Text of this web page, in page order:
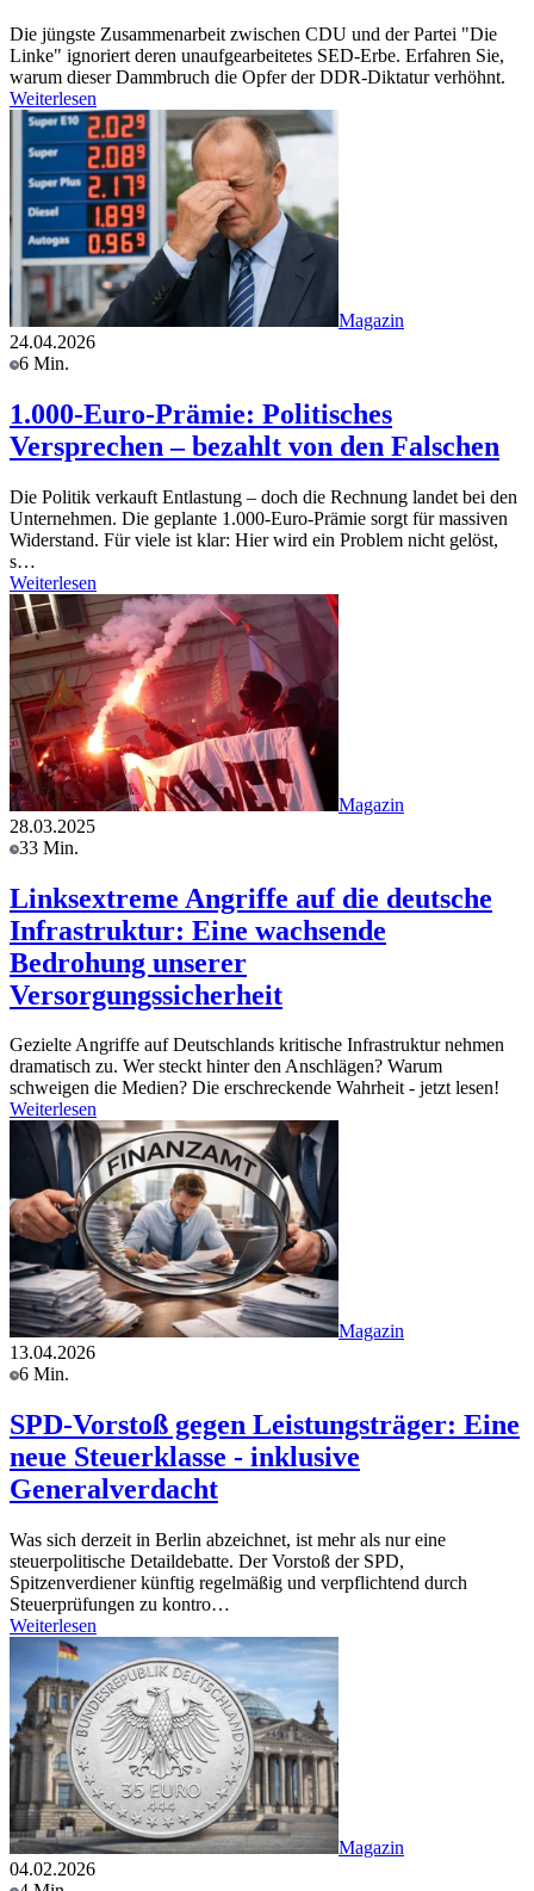
Die jüngste Zusammenarbeit zwischen CDU und der Partei "Die
Linke" ignoriert deren unaufgearbeitetes SED-Erbe. Erfahren Sie,
warum dieser Dammbruch die Opfer der DDR-Diktatur verhöhnt.
Weiterlesen
Magazin
24.04.2026
6 Min.
1.000-Euro-Prämie: Politisches
Versprechen – bezahlt von den Falschen
Die Politik verkauft Entlastung – doch die Rechnung landet bei den
Unternehmen. Die geplante 1.000-Euro-Prämie sorgt für massiven
Widerstand. Für viele ist klar: Hier wird ein Problem nicht gelöst,
s…
Weiterlesen
Magazin
28.03.2025
33 Min.
Linksextreme Angriffe auf die deutsche
Infrastruktur: Eine wachsende
Bedrohung unserer
Versorgungssicherheit
Gezielte Angriffe auf Deutschlands kritische Infrastruktur nehmen
dramatisch zu. Wer steckt hinter den Anschlägen? Warum
schweigen die Medien? Die erschreckende Wahrheit - jetzt lesen!
Weiterlesen
Magazin
13.04.2026
6 Min.
SPD-Vorstoß gegen Leistungsträger: Eine
neue Steuerklasse - inklusive
Generalverdacht
Was sich derzeit in Berlin abzeichnet, ist mehr als nur eine
steuerpolitische Detaildebatte. Der Vorstoß der SPD,
Spitzenverdiener künftig regelmäßig und verpflichtend durch
Steuerprüfungen zu kontro…
Weiterlesen
Magazin
04.02.2026